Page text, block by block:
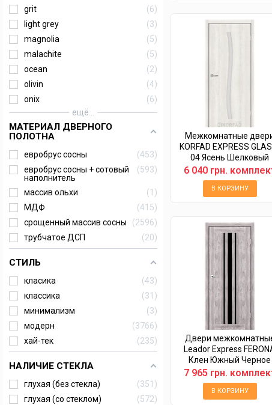
Межкомнатные
KORFAD EXPRESS
04 Ясень Шелковый
Стекло Сатин
6 040 грн.
В КОРЗИНУ
Двери
Leador Express
Клен Южный Черное
стекло
7 965 грн.
В КОРЗИНУ
grit
6
light grey
3
magnolia
5
malachite
5
ocean
2
olivin
4
onix
6
ещё...
МАТЕРИАЛ ДВЕРНОГО
ПОЛОТНА
евробрус сосны
453
евробрус сосны + сотовый
наполнитель
593
массив ольхи
1
МДФ
415
срощенный массив сосны
2596
трубчатое ДСП
20
СТИЛЬ
класика
43
классика
31
минимализм
3
модерн
3766
хай-тек
235
НАЛИЧИЕ СТЕКЛА
глухая (без стекла)
351
глухая (со стеклом)
572